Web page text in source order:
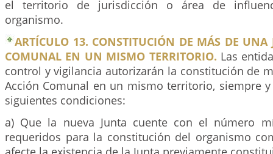
el territorio de jurisdicción o área de
organismo.
ARTÍCULO 13. CONSTITUCIÓN DE MÁS DE UNA
COMUNAL EN UN MISMO TERRITORIO. Las
control y vigilancia autorizarán la constitución de
Acción Comunal en un mismo territorio, siempre
siguientes condiciones:
a) Que la nueva Junta cuente con el número
requeridos para la constitución del organismo